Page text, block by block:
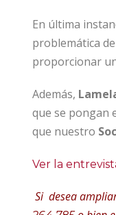
En última
problemática
proporcionar
Además,
que se pongan
que nuestro
Ver la
Si desea